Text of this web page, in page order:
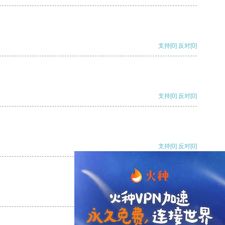
支持[0] 反对[0]
支持[0] 反对[0]
支持[0] 反对[0]
支持[0] 反对